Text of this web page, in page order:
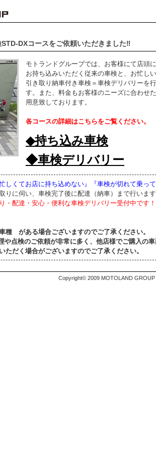
DXコースをご依頼いただきました‼
モトランドグループでは、お客様にて店頭
お持ち込みいただく従来の車検と、お忙し
引き取り納車付き車検＝車検デリバリーを
す。また、料金もお客様のニーズに合わせ
用意致しております。
各コースの詳細はこちらをご覧ください。
◆持ち込み車検
◆車検デリバリー
忙しくてお店に持ち込めない』『車検が切れて乗って
りに伺い、車検完了後に配達（納車）まで行いま
・配達・安心・便利な車検デリバリー受付中です！
がある場合ございますのでご了承ください。
点検のご依頼が非常に多く、他店様でご購入の
ただく場合がございますのでご了承ください。
Copyright© 2009 MOTOLAND GROUP